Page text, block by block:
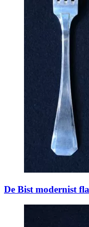
De Bist modernist